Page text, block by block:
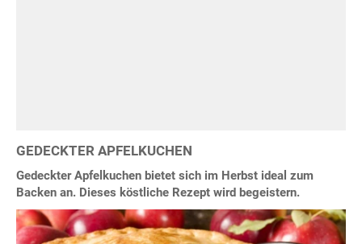
GEDECKTER APFELKUCHEN
Gedeckter Apfelkuchen bietet sich im Herbst ideal zum
Backen an. Dieses köstliche Rezept wird begeistern.